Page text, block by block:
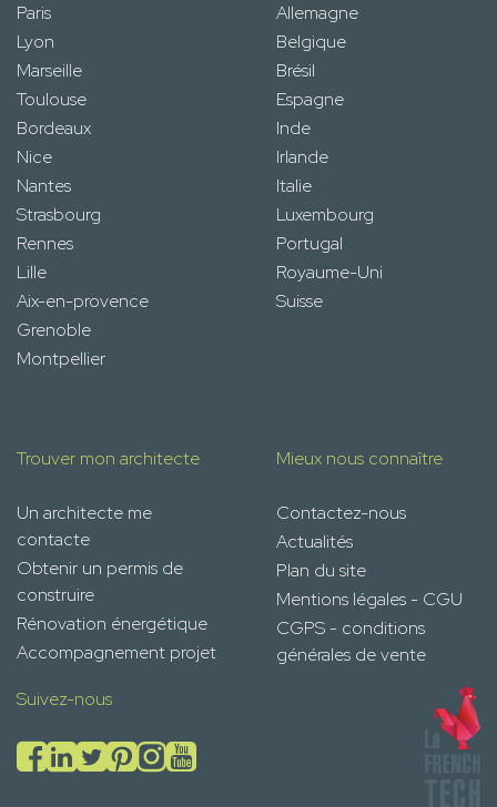
Paris
Lyon
Marseille
Toulouse
Bordeaux
Nice
Nantes
Strasbourg
Rennes
Lille
Aix-en-provence
Grenoble
Montpellier
Allemagne
Belgique
Brésil
Espagne
Inde
Irlande
Italie
Luxembourg
Portugal
Royaume-Uni
Suisse
Trouver mon architecte
Un architecte me
contacte
Obtenir un permis de
construire
Rénovation énergétique
Accompagnement projet
Mieux nous connaître
Contactez-nous
Actualités
Plan du site
Mentions légales - CGU
CGPS - conditions
générales de vente
Suivez-nous